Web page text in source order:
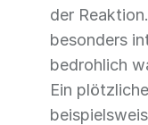
der
besonders
bedrohlich
Ein